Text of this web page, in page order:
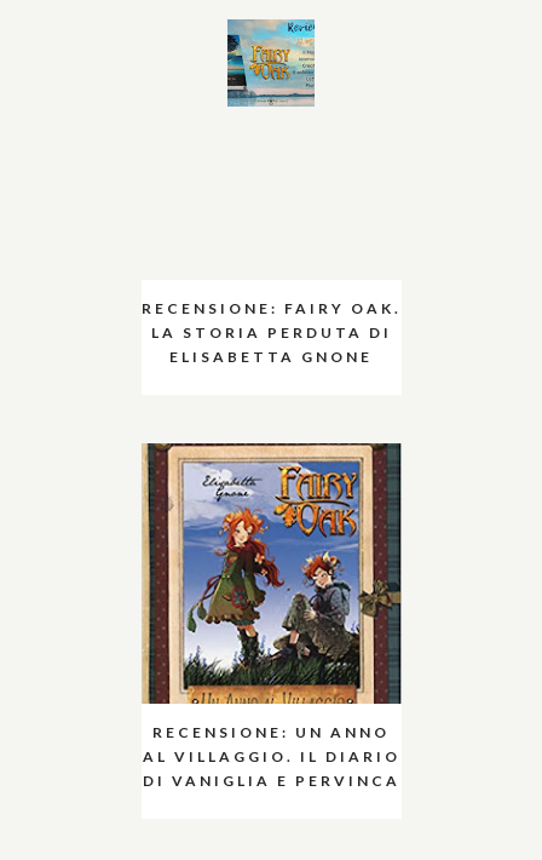
RECENSIONE: FAIRY OAK.
LA STORIA PERDUTA DI
ELISABETTA GNONE
RECENSIONE: UN ANNO
AL VILLAGGIO. IL DIARIO
DI VANIGLIA E PERVINCA